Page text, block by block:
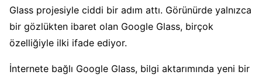
Glass projesiyle ciddi bir adım attı. Görünürde yalnızca
bir gözlükten ibaret olan Google Glass, birçok
özelliğiyle ilki ifade ediyor.
İnternete bağlı Google Glass, bilgi aktarımında yeni bir